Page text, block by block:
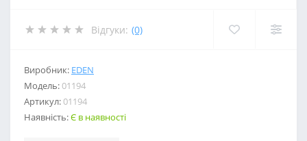
Відгуки: (0)
Виробник: EDEN
Модель:01194
Артикул:01194
Наявність:Є в наявності